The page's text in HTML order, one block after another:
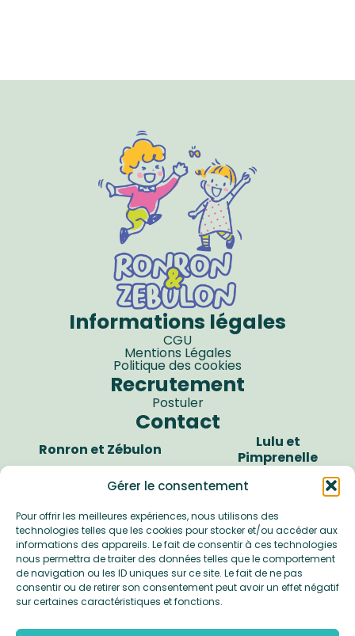
Gérer le consentement
Pour offrir les meilleures expériences, nous utilisons des
technologies telles que les cookies pour stocker et/ou accéder aux
informations des appareils. Le fait de consentir à ces technologies
nous permettra de traiter des données telles que le comportement
de navigation ou les ID uniques sur ce site. Le fait de ne pas
consentir ou de retirer son consentement peut avoir un effet négatif
sur certaines caractéristiques et fonctions.
Informations légales
CGU
Mentions Légales
Politique des cookies
Recrutement
Postuler
Contact
Ronron et Zébulon
85610 CUGAND
06 76 82 59 68
Lulu et
Pimprenelle
6 rue des Chaunières
85610 CUGAND
06 76 82 59 68
Perlette et Pimpin
7 rue René Descartes -
Boufféré
85600 MONTAIGU
06 76 82 59 68